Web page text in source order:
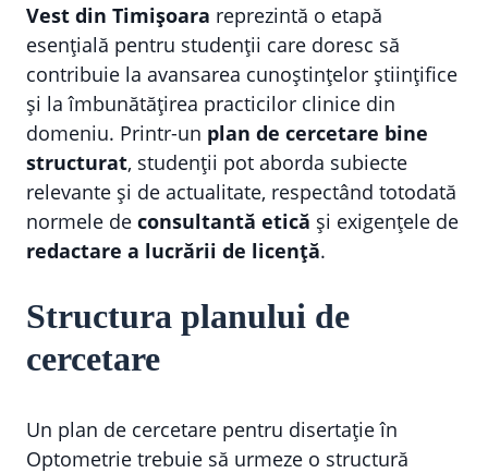
Vest din Timișoara reprezintă o etapă
esențială pentru studenții care doresc să
contribuie la avansarea cunoștințelor științifice
și la îmbunătățirea practicilor clinice din
domeniu. Printr-un plan de cercetare bine
structurat, studenții pot aborda subiecte
relevante și de actualitate, respectând totodată
normele de consultantă etică și exigențele de
redactare a lucrării de licență.
Structura planului de
cercetare
Un plan de cercetare pentru disertație în
Optometrie trebuie să urmeze o structură